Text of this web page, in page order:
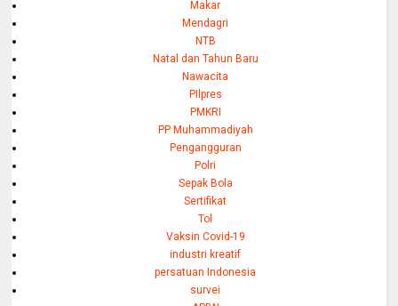
Makar
Mendagri
NTB
Natal dan Tahun Baru
Nawacita
PIlpres
PMKRI
PP Muhammadiyah
Pengangguran
Polri
Sepak Bola
Sertifikat
Tol
Vaksin Covid-19
industri kreatif
persatuan Indonesia
survei